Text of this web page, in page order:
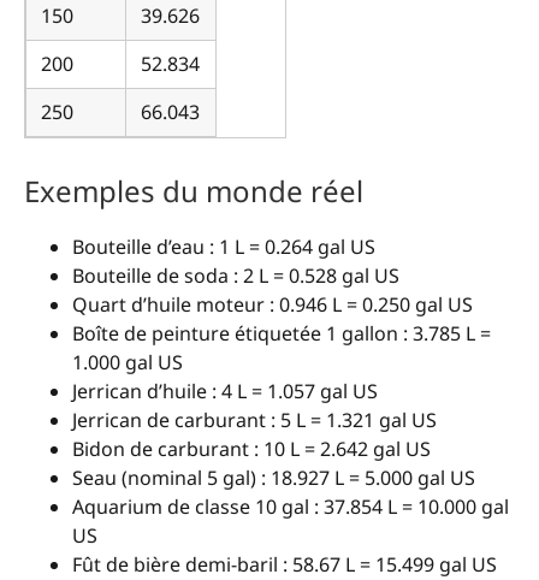
150
39.626
200
52.834
250
66.043
Exemples du monde réel
Bouteille d’eau : 1 L = 0.264 gal US
Bouteille de soda : 2 L = 0.528 gal US
Quart d’huile moteur : 0.946 L = 0.250 gal US
Boîte de peinture étiquetée 1 gallon : 3.785 L =
1.000 gal US
Jerrican d’huile : 4 L = 1.057 gal US
Jerrican de carburant : 5 L = 1.321 gal US
Bidon de carburant : 10 L = 2.642 gal US
Seau (nominal 5 gal) : 18.927 L = 5.000 gal US
Aquarium de classe 10 gal : 37.854 L = 10.000 gal
US
Fût de bière demi-baril : 58.67 L = 15.499 gal US